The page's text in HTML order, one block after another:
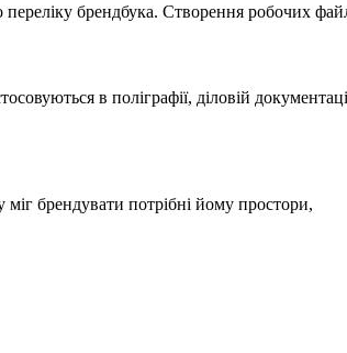
брендбука. Створення робочих
в поліграфії, діловій
брендувати потрібні йому простори,